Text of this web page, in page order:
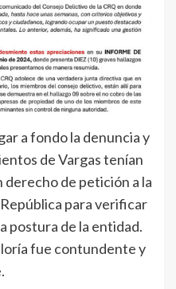
a fondo la denuncia y
de Vargas tenían
de petición a la
para verificar
postura de la entidad.
fue contundente y